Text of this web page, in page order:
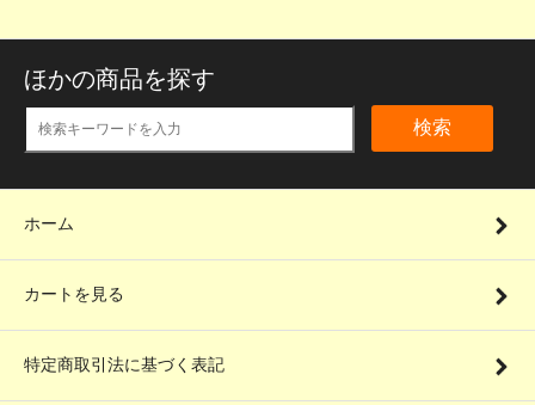
ほかの商品を探す
検索
ホーム
カートを見る
特定商取引法に基づく表記